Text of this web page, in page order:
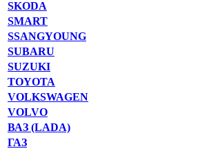
SKODA
SMART
SSANGYOUNG
SUBARU
SUZUKI
TOYOTA
VOLKSWAGEN
VOLVO
ВАЗ (LADA)
ГАЗ